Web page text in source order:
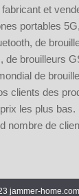
et
portables
de
de brouilleurs
de
clients des
les plus
nombre de
jammer-